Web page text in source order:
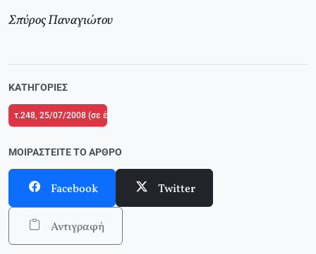
Σπύρος Παναγιώτου
ΚΑΤΗΓΟΡΊΕΣ
τ.248, 25/07/2008 (σε ένθετο οι σελίδες της Αριστεράς με αφιέρωμα στη
ΜΟΙΡΑΣΤΕΊΤΕ ΤΟ ΆΡΘΡΟ
Facebook Twitter
Αντιγραφή